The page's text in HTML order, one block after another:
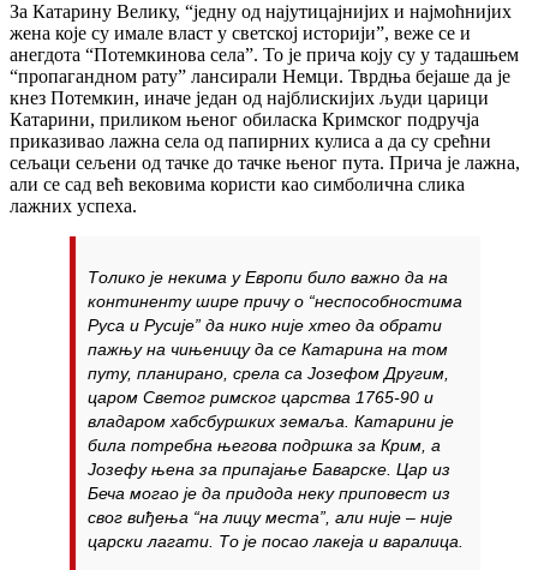
За Катарину Велику, “једну од најутицајнијих и најмоћнијих
жена које су имале власт у светској историји”, веже се и
анегдота “Потемкинова села”. То је прича коју су у тадашњем
“пропагандном рату” лансирали Немци. Тврдња бејаше да је
кнез Потемкин, иначе један од најблискијих људи царици
Катарини, приликом њеног обиласка Кримског подручја
приказивао лажна села од папирних кулиса а да су срећни
сељаци сељени од тачке до тачке њеног пута. Прича је лажна,
али се сад већ вековима користи као симболична слика
лажних успеха.
Толико је некима у Европи било важно да на
континенту шире причу о “неспособностима
Руса и Русије” да нико није хтео да обрати
пажњу на чињеницу да се Катарина на том
путу, планирано, срела са Јозефом Другим,
царом Светог римског царства 1765-90 и
владаром хабсбуршких земаља. Катарини је
била потребна његова подршка за Крим, а
Јозефу њена за припајање Баварске. Цар из
Беча могао је да придода неку приповест из
свог виђења “на лицу места”, али није – није
царски лагати. То је посао лакеја и варалица.